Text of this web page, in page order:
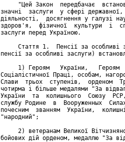
"Цей Закон  передбачає
значні  заслуги  у сфері державної,
діяльності,  досягнення у галузі
здоров'я,  фізичної  культури  і
заслуги перед Україною.
Стаття 1.  Пенсії за особливі
пенсії за особливі заслуги)
1) Героям   України,   Героям
Соціалістичної Праці, особам,
Слави  трьох  ступенів,  орденом
чотирма і більше медалями "За
України  та  колишнього  Союзу
службу Родине  в  Вооруженных
почесним  званням  України,
"народний";
2) ветеранам Великої
бойових дій орденом, медаллю "За